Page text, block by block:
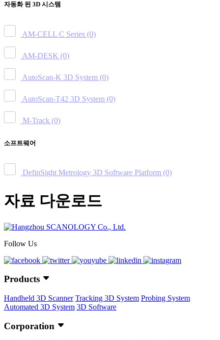
자동화 된 3D 시스템
AM-CELL C Series (0)
AM-DESK (0)
AutoScan-K 3D System (0)
AutoScan-T42 3D System (0)
M-Track (0)
소프트웨어
DefinSight Metrology 3D Software Platform (0)
자료 다운로드
Follow Us
Products
Handheld 3D Scanner Tracking 3D System Probing System
Automated 3D System 3D Software
Corporation